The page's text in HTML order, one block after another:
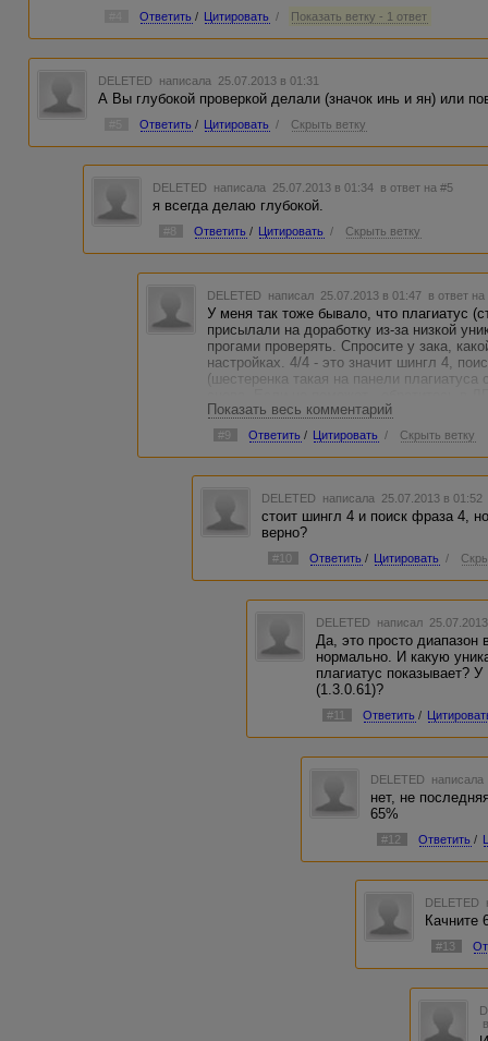
Ответить / Цитировать / Показать ветку - 1 ответ
DELETED написала 25.07.2013 в 01:31
А Вы глубокой проверкой делали (значок инь и ян) или
Ответить / Цитировать / Скрыть ветку
DELETED написала 25.07.2013 в 01:34 в ответ на #5
я всегда делаю глубокой.
#8 Ответить / Цитировать / Скрыть ветку
DELETED написал 25.07.2013 в 01:47 в ответ на
У меня так тоже бывало, что плагиатус
присылали на доработку из-за низкой
прогами проверять. Спросите у зака,
настройках. 4/4 - это значит шингл 4,
(шестеренка такая на панели плагиатуса
Показать весь комментарий
#9 Ответить / Цитировать / Скрыть ветку
DELETED написала 25.07.2013 в
стоит шингл 4 и поиск фраза 4,
верно?
#10 Ответить / Цитировать /
DELETED написал
Да, это просто диапазон
нормально. И какую
плагиатус показывает?
(1.3.0.61)?
#11 Ответить /
DELETED
нет, не
65%
#12 Ответить /
DELETED
Качните
#13